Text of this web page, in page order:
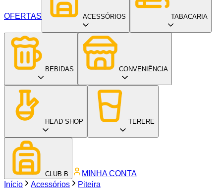
OFERTAS ACESSÓRIOS TABACARIA
BEBIDAS CONVENIÊNCIA
HEAD SHOP TERERE
CLUB B
MINHA CONTA
Início
Acessórios Piteira